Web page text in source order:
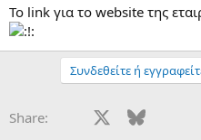
To link για το website της
Συνδεθείτε ή
Share: Facebook Bluesky